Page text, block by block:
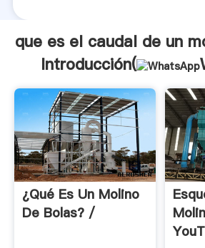
que es el caudal de un
Introducción(
¿Qué Es Un Molino
De Bolas? /